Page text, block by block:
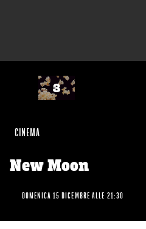
CINEMA
New Moon
DOMENICA 15 DICEMBRE ALLE 21:30